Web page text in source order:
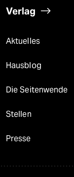
Verlag
Aktuelles
Hausblog
Die Seitenwende
Stellen
Presse